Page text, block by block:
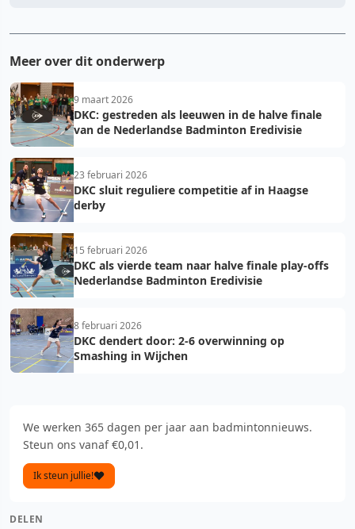
Meer over dit onderwerp
9 maart 2026
DKC: gestreden als leeuwen in de halve finale
van de Nederlandse Badminton Eredivisie
23 februari 2026
DKC sluit reguliere competitie af in Haagse
derby
15 februari 2026
DKC als vierde team naar halve finale play-offs
Nederlandse Badminton Eredivisie
8 februari 2026
DKC dendert door: 2-6 overwinning op
Smashing in Wijchen
We werken 365 dagen per jaar aan badmintonnieuws.
Steun ons vanaf €0,01.
Ik steun jullie!
DELEN